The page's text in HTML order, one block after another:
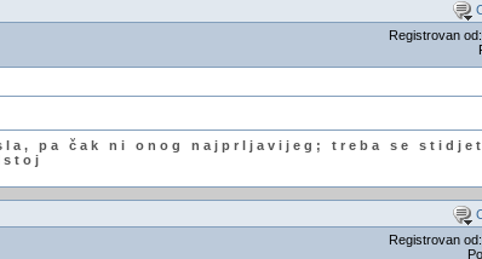
Registrovan
pa čak ni onog najprljavijeg; treba se
Registrovan